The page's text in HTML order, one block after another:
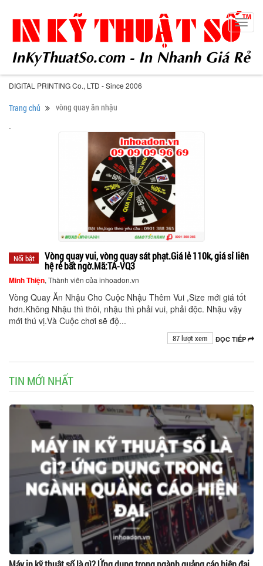
DIGITAL PRINTING Co., LTD - Since 2006
Trang chủ vòng quay ăn nhậu
.
Nổi bật
Vòng quay vui, vòng quay sát phạt.Giá lẻ 110k, giá sỉ liên
hệ rẻ bất ngờ.Mã:TA-VQ3
Minh Thiện, Thành viên của inhoadon.vn
Vòng Quay Ăn Nhậu Cho Cuộc Nhậu Thêm Vui ,Size mới giá tốt
hơn.Không Nhậu thì thôi, nhậu thì phải vui, phải độc. Nhậu vậy
mới thú vị.Và Cuộc chơi sẽ độ...
ĐỌC TIẾP
87 lượt xem
TIN MỚI NHẤT